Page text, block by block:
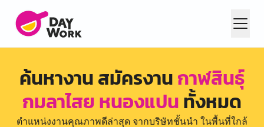
ค้นหางาน สมัครงานกาฬสินธุ์
กมลาไสย หนองแปนทั้งหมด
ตำแหน่งงานคุณภาพดีล่าสุด จากบริษัทชั้นนำ ในพื้นที่ใกล้